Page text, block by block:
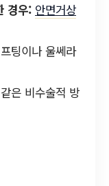
경우: 안면거상
팅이나 울쎄라
은 비수술적 방